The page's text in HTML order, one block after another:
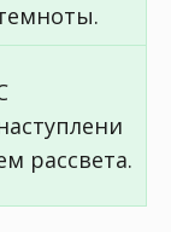
рассвета.